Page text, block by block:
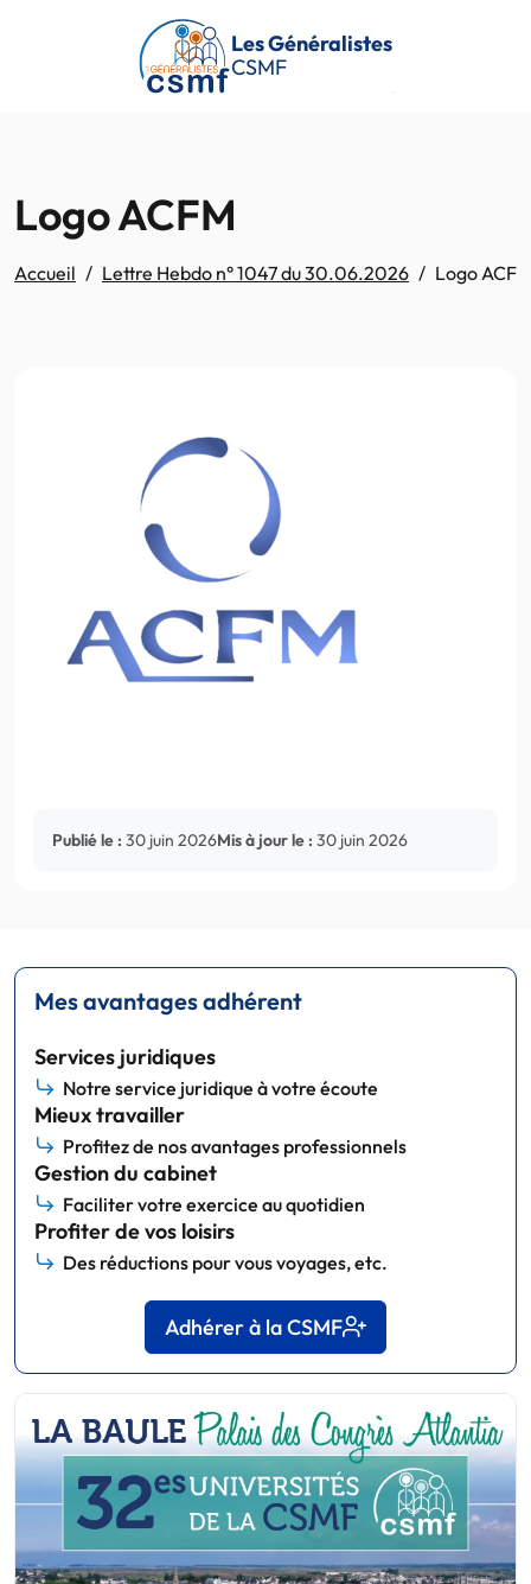
Passer au contenu principal
Les Généralistes
CSMF
Logo ACFM
Accueil Lettre Hebdo n° 1047 du 30.06.2026 Logo ACFM
Publié le : 30 juin 2026Mis à jour le : 30 juin 2026
Mes avantages adhérent
Services juridiques
Notre service juridique à votre écoute
Mieux travailler
Profitez de nos avantages professionnels
Gestion du cabinet
Faciliter votre exercice au quotidien
Profiter de vos loisirs
Des réductions pour vous voyages, etc.
Adhérer à la CSMF